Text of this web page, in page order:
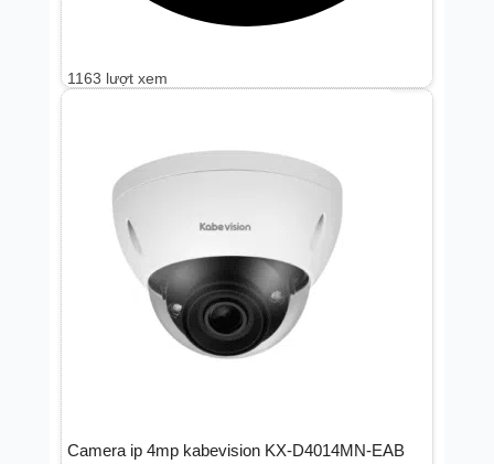
1163 lượt xem
Camera ip 4mp kabevision KX-D4014MN-EAB